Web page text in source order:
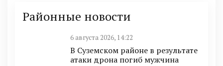
Районные новости
6 августа 2026, 14:22
В Суземском районе в результате
атаки дрона погиб мужчина